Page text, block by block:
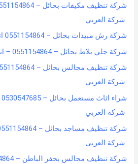
شركة العربي
شركة رش مبيدات بحائل – 0551154864 اتصل بنا – شركة العربي
شركة جلي بلاط بحائل – 0551154864 – اتصل بنا – شركة العربي
شركة العربي
شركة العربي
شركة العربي